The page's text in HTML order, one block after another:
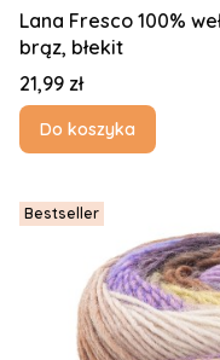
Lana Fresco 100%
brąz, błekit
Cena
21,99 zł
Do koszyka
Bestseller